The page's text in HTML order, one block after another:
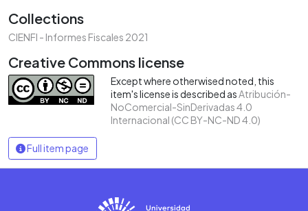
Collections
CIENFI - Informes Fiscales 2021
Creative Commons license
Except where otherwised noted, this
item's license is described asAtribución-
NoComercial-SinDerivadas 4.0
Internacional (CC BY-NC-ND 4.0)
Full item page